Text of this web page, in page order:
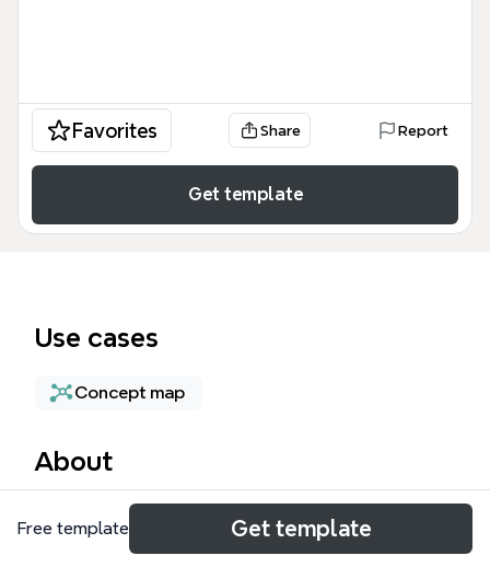
Favorites Share Report
Get template
Use cases
Concept map
About
这份印章模板为研究印章文化、历史意义及其实际应用
提供了结构化的知识框架。该印章 mind map 涵盖了从
Free template Get template